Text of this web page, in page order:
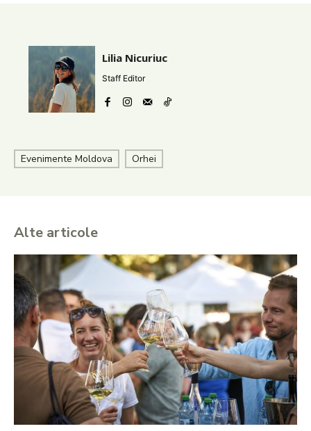
Lilia Nicuriuc
Staff Editor
Evenimente Moldova Orhei
Alte articole